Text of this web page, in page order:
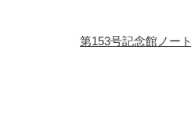
第153号記念館ノート